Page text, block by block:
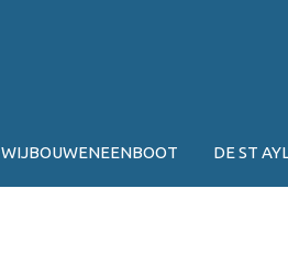
WIJBOUWENEENBOOT DE ST